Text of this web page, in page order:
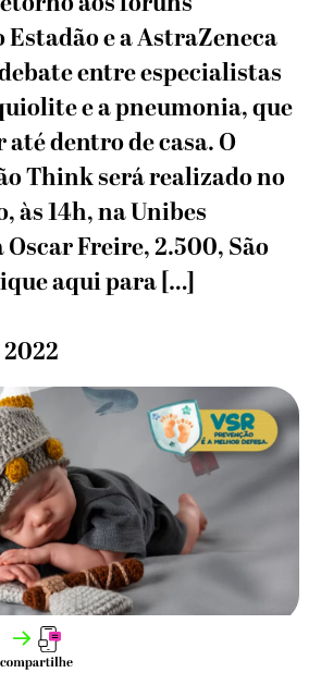
e a AstraZeneca
entre especialistas
e a pneumonia, que
dentro de casa. O
Think será realizado no
às 14h, na Unibes
Freire, 2.500, São
aqui para […]